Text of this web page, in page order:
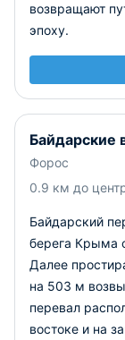
возвращают
эпоху.
Байдарские
Форос
0.9 км до
Байдарский
берега Крыма
Далее
на 503 м
перевал
востоке и на